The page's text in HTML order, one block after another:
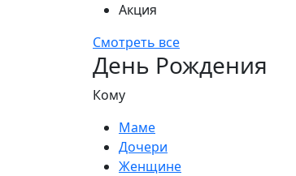
Акция
Смотреть все
День Рождения
Кому
Маме
Дочери
Женщине